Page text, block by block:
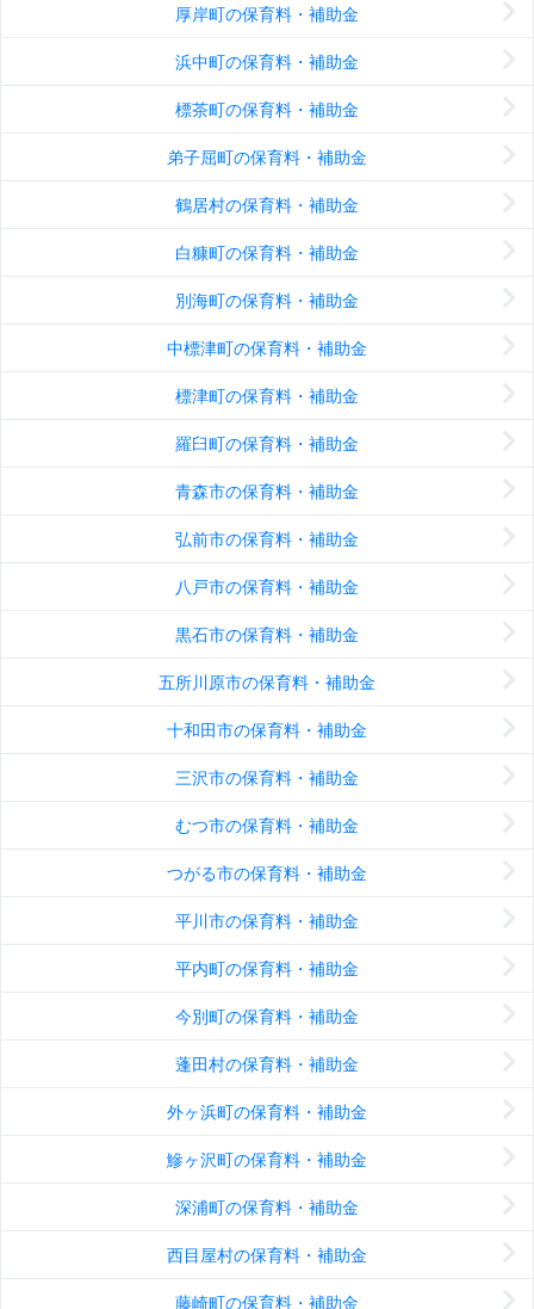
厚岸町の保育料・補助金
浜中町の保育料・補助金
標茶町の保育料・補助金
弟子屈町の保育料・補助金
鶴居村の保育料・補助金
白糠町の保育料・補助金
別海町の保育料・補助金
中標津町の保育料・補助金
標津町の保育料・補助金
羅臼町の保育料・補助金
青森市の保育料・補助金
弘前市の保育料・補助金
八戸市の保育料・補助金
黒石市の保育料・補助金
五所川原市の保育料・補助金
十和田市の保育料・補助金
三沢市の保育料・補助金
むつ市の保育料・補助金
つがる市の保育料・補助金
平川市の保育料・補助金
平内町の保育料・補助金
今別町の保育料・補助金
蓬田村の保育料・補助金
外ヶ浜町の保育料・補助金
鰺ヶ沢町の保育料・補助金
深浦町の保育料・補助金
西目屋村の保育料・補助金
藤崎町の保育料・補助金